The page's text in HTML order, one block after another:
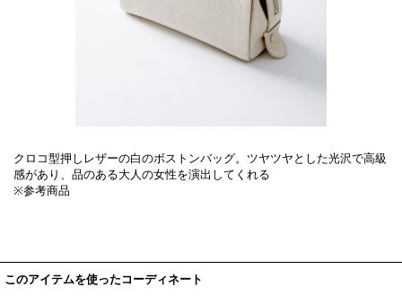
クロコ型押しレザーの白のボストンバッグ。ツヤツヤとした光沢で高級
感があり、品のある大人の女性を演出してくれる
※参考商品
このアイテムを使ったコーディネート